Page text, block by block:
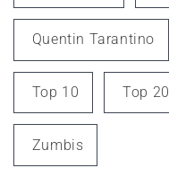
Quentin Tarantino
Top 10 Top 20
Zumbis